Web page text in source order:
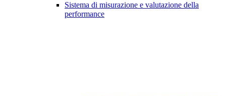
Sistema di misurazione e valutazione della
performance